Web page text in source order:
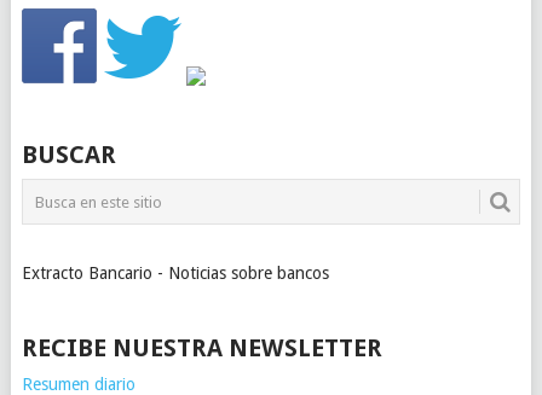
BUSCAR
Extracto Bancario - Noticias sobre bancos
RECIBE NUESTRA NEWSLETTER
Resumen diario